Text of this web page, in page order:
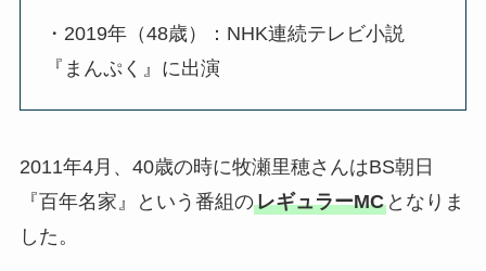
・2019年（48歳）：NHK連続テレビ小説
『まんぷく』に出演
2011年4月、40歳の時に牧瀬里穂さんはBS朝日
『百年名家』という番組のレギュラーMCとなりま
した。